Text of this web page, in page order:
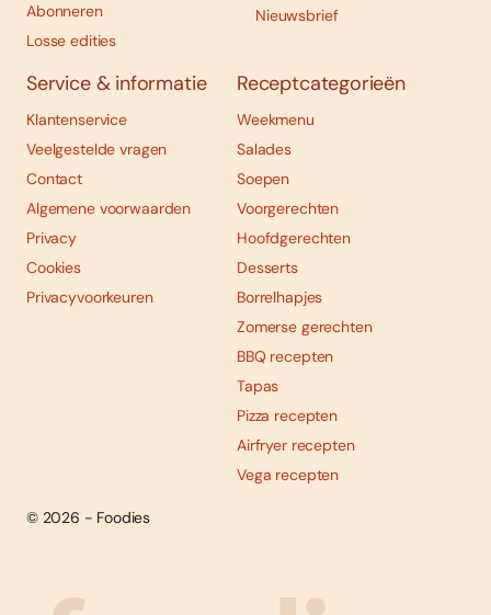
Abonneren
Losse edities
Nieuwsbrief
Service & informatie
Klantenservice
Veelgestelde vragen
Contact
Algemene voorwaarden
Privacy
Cookies
Privacyvoorkeuren
Receptcategorieën
Weekmenu
Salades
Soepen
Voorgerechten
Hoofdgerechten
Desserts
Borrelhapjes
Zomerse gerechten
BBQ recepten
Tapas
Pizza recepten
Airfryer recepten
Vega recepten
© 2026 - Foodies